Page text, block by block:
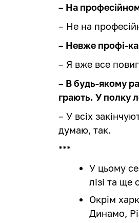
– На
– Не на
– Невже профі-
– Я вже все
– В будь-якому
грають. У полку
– У всіх
думаю, так.
***
У цьому
лізі та ще
Окрім
Динамо,